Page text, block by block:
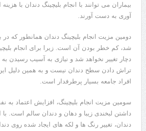
بیماران می ‌توانند با انجام بلیچینگ دندان با
آوری به دست آورند.
دومین مزیت انجام بلیچینگ دندان همانطور که در
شد، کم خطر بودن آن است. زیرا برای انجام
دچار تغییر نخواهد شد و نیازی به آسیب رسیدن به
تراش دادن سطح دندان نیست و به همین دلیل
افراد جامعه بسیار پرطرفدار است.
سومین مزیت انجام بلیچینگ، افزایش اعتماد به
داشتن لبخندی زیبا و دهان و دندان سالم است. با
دندان، تغییر رنگ ها و لکه های ایجاد شده روی